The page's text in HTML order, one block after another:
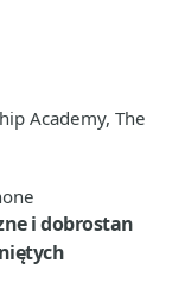
Academy, The
i dobrostan